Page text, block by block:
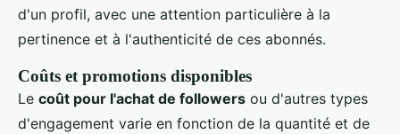
d'un profil, avec une attention particulière à la
pertinence et à l'authenticité de ces abonnés.
Coûts et promotions disponibles
Le coût pour l'achat de followers ou d'autres types
d'engagement varie en fonction de la quantité et de